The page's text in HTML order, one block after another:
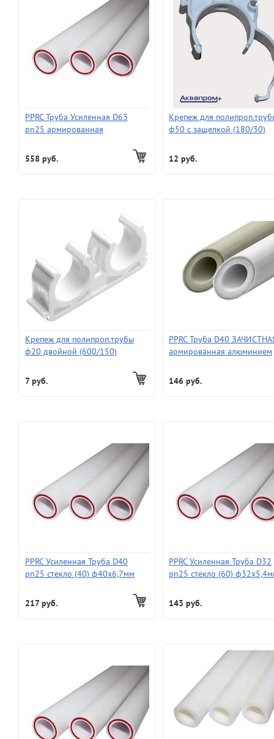
PPRC Труба Усиленная D63
pn25 армированная
558 руб.
Крепеж для
ф50 с защелкой (180/30)
12 руб.
Крепеж для полипроп.трубы
ф20 двойной (600/150)
7 руб.
PPRC Труба D40
армированная алюминием
146 руб.
PPRC Усиленная Труба D40
pn25 стекло (40) ф40х6,7мм
217 руб.
PPRC Усиленная Труба D32
pn25 стекло (60)
143 руб.